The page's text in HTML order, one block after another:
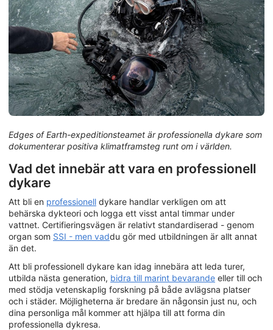
Edges of Earth-expeditionsteamet är professionella dykare som
dokumenterar positiva klimatframsteg runt om i världen.
Vad det innebär att vara en professionell
dykare
Att bli en professionell dykare handlar verkligen om att
behärska dykteori och logga ett visst antal timmar under
vattnet. Certifieringsvägen är relativt standardiserad - genom
organ som SSI - men vaddu gör med utbildningen är allt annat
än det.
Att bli professionell dykare kan idag innebära att leda turer,
utbilda nästa generation, bidra till marint bevarande eller till och
med stödja vetenskaplig forskning på både avlägsna platser
och i städer. Möjligheterna är bredare än någonsin just nu, och
dina personliga mål kommer att hjälpa till att forma din
professionella dykresa.